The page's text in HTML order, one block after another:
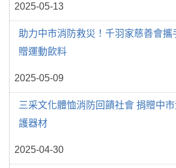
2025-05-13
助力中市消防救災！千羽家慈善會攜
贈運動飲料
2025-05-09
三采文化體恤消防回饋社會 捐贈中
護器材
2025-04-30